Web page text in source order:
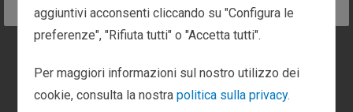
Appuntamenti disponibili in questo ufficio.
organizzare un appuntamento.
aggiuntivi acconsenti cliccando su "Configura le
preferenze", "Rifiuta tutti" o "Accetta tutti".
Per maggiori informazioni sul nostro utilizzo dei
cookie, consulta la nostra politica sulla privacy.